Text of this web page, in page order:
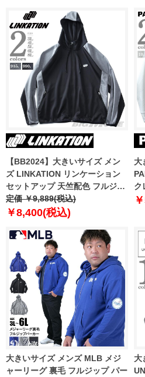
【BB2024】大きいサイズ メン
ズ LINKATION リンケーション
セットアップ 天竺配色 フルジッ
プ パーカー アスレジャー スポー
ツウェア lk-cj240408
定価 ￥9,889(税込)
￥8,400(税込)
大
ク
大きいサイズ メンズ MLB メジ
ャーリーグ 裏毛 フルジップ パー
大